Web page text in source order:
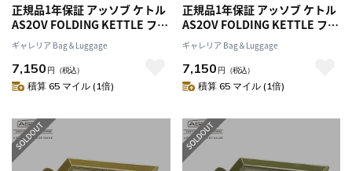
正規品1年保証 アッソブ ケトル
AS2OV FOLDING KETTLE フォ
ールディング ケトル 折りたた
み やかん ポット 1L 1000ml シ
リコン 小型 直火 軽量 コンパク
ト 鍋 クッカー 持ち運び 収納袋
ギャレリア Bag＆Luggage
7,150 円 （税込）
積算 65 マイル (1倍)
正規品1年保証 アッソブ ケトル
AS2OV FOLDING KETTLE フォ
ールディング ケトル 折りたた
み やかん ポット 1L 1000ml シ
リコン 小型 直火 軽量 コンパク
ト 鍋 クッカー 持ち運び 収納袋
ギャレリア Bag＆Luggage
7,150 円 （税込）
積算 65 マイル (1倍)